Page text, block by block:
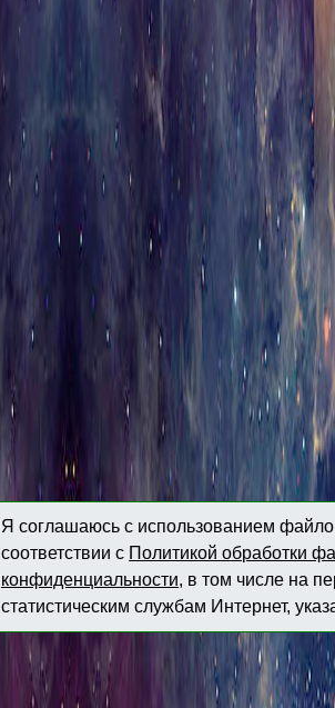
Я соглашаюсь с использованием
соответствии с Политикой обработки
конфиденциальности, в том числе на
статистическим службам Интернет,